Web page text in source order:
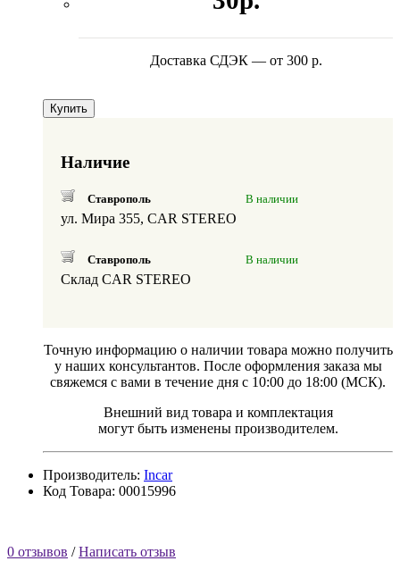
Доставка СДЭК — от 300 р.
Купить
Наличие
Ставрополь В наличии
ул. Мира 355, CAR STEREO
Ставрополь В наличии
Склад CAR STEREO
Точную информацию о наличии товара можно получить
у наших консультантов. После оформления заказа мы
свяжемся с вами в течение дня с 10:00 до 18:00 (МСК).
Внешний вид товара и комплектация
могут быть изменены производителем.
Производитель: Incar
Код Товара: 00015996
0 отзывов /Написать отзыв